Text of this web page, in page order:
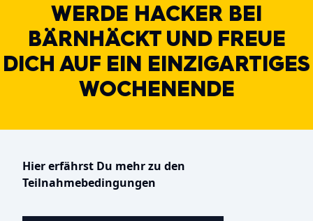
WERDE HACKER BEI
BÄRNHÄCKT UND FREUE
DICH AUF EIN EINZIGARTIGES
WOCHENENDE
Hier erfährst Du mehr zu den
Teilnahmebedingungen